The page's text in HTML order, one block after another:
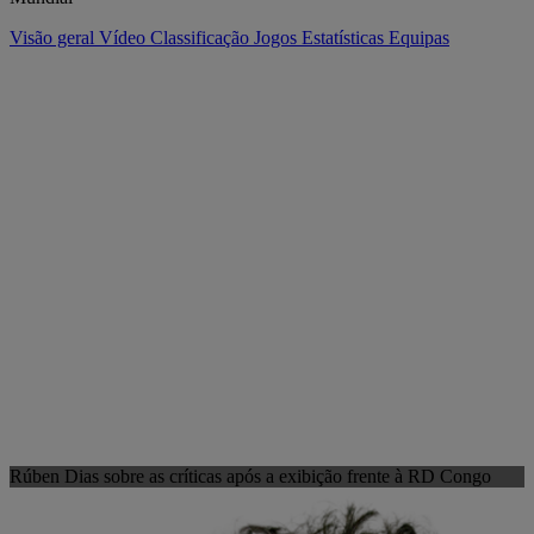
Visão geral Vídeo Classificação Jogos Estatísticas Equipas
Rúben Dias sobre as críticas após a exibição frente à RD Congo